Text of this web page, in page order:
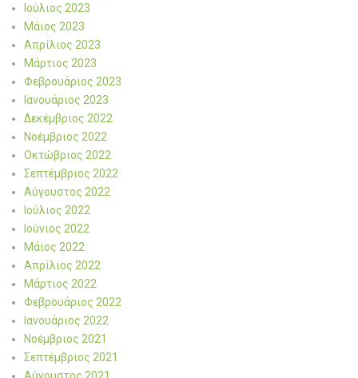
Ιούλιος 2023
Μάιος 2023
Απρίλιος 2023
Μάρτιος 2023
Φεβρουάριος 2023
Ιανουάριος 2023
Δεκέμβριος 2022
Νοέμβριος 2022
Οκτώβριος 2022
Σεπτέμβριος 2022
Αύγουστος 2022
Ιούλιος 2022
Ιούνιος 2022
Μάιος 2022
Απρίλιος 2022
Μάρτιος 2022
Φεβρουάριος 2022
Ιανουάριος 2022
Νοέμβριος 2021
Σεπτέμβριος 2021
Αύγουστος 2021